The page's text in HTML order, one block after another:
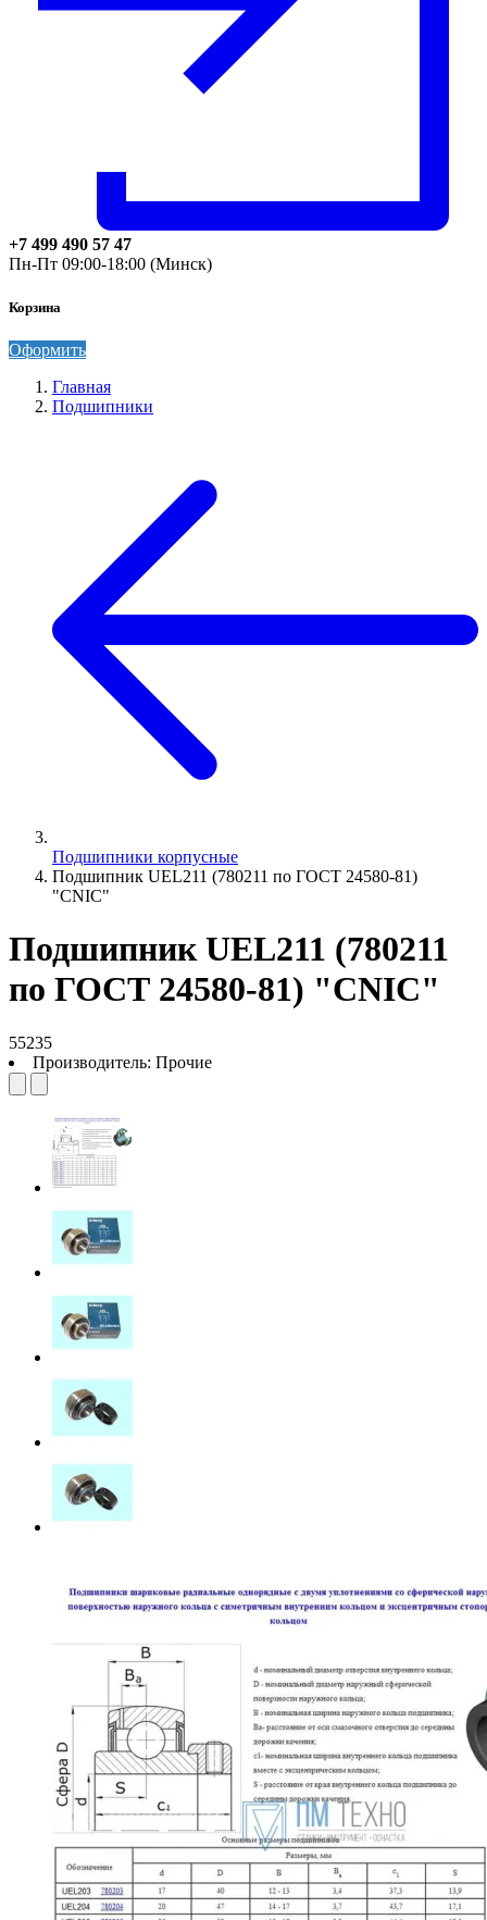
+7 499 490 57 47
Пн-Пт 09:00-18:00 (Минск)
Корзина
Оформить
Главная
Подшипники
Подшипники корпусные
Подшипник UEL211 (780211 по ГОСТ 24580-81)
"CNIC"
Подшипник UEL211 (780211
по ГОСТ 24580-81) "CNIC"
55235
Производитель: Прочие